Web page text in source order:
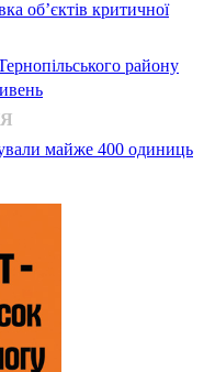
об’єктів критичної
району
майже 400 одиниць